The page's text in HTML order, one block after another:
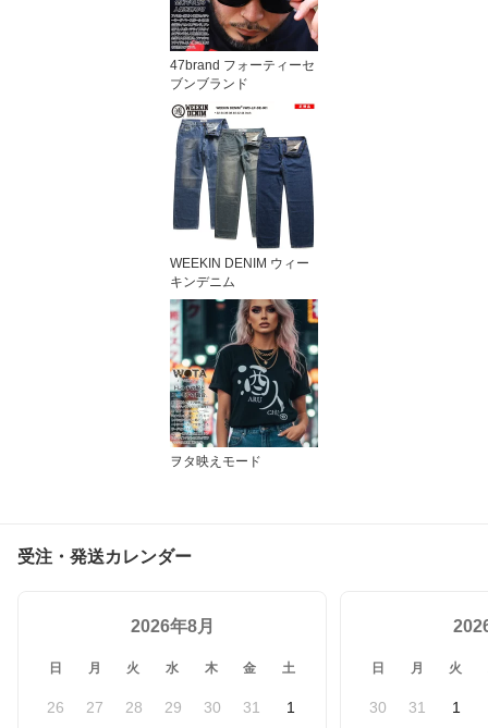
47brand フォーティーセ
ブンブランド
WEEKIN DENIM ウィー
キンデニム
ヲタ映えモード
受注・発送カレンダー
2026年8月
日 月 火 水 木 金 土
26 27 28 29 30 31 1
日 月 火
30 31 1